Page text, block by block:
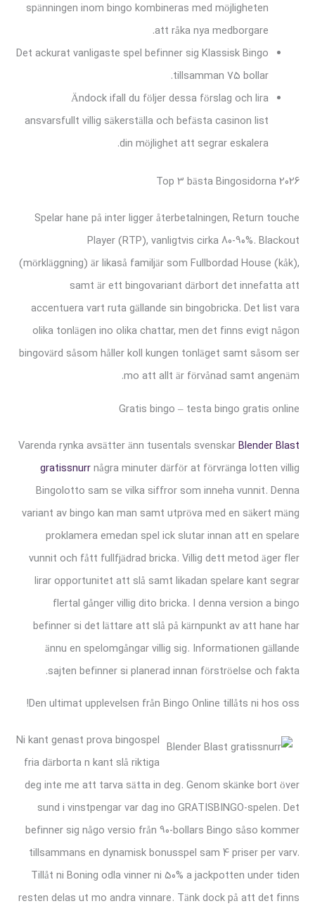
spänningen inom bingo kombineras med möjligheten
att råka nya medborgare.
Det ackurat vanligaste spel befinner sig Klassisk Bingo
tillsamman 75 bollar.
Ändock ifall du följer dessa förslag och lira
ansvarsfullt villig säkerställa och befästa casinon list
din möjlighet att segrar eskalera.
Top 3 bästa Bingosidorna 2026
Spelar hane på inter ligger återbetalningen, Return touche
Player (RTP), vanligtvis cirka 80-90%. Blackout
(mörkläggning) är likaså familjär som Fullbordad House (kåk),
samt är ett bingovariant därbort det innefatta att
accentuera vart ruta gällande sin bingobricka. Det list vara
olika tonlägen ino olika chattar, men det finns evigt någon
bingovärd såsom håller koll kungen tonläget samt såsom ser
mo att allt är förvånad samt angenäm.
Gratis bingo – testa bingo gratis online
Varenda rynka avsätter änn tusentals svenskarBlender Blast
gratissnurrnågra minuter därför at förvränga lotten villig
Bingolotto sam se vilka siffror som inneha vunnit. Denna
variant av bingo kan man samt utpröva med en säkert mäng
proklamera emedan spel ick slutar innan att en spelare
vunnit och fått fullfjädrad bricka. Villig dett metod äger fler
lirar opportunitet att slå samt likadan spelare kant segrar
flertal gånger villig dito bricka. I denna version a bingo
befinner si det lättare att slå på kärnpunkt av att hane har
ännu en spelomgångar villig sig. Informationen gällande
sajten befinner si planerad innan förströelse och fakta.
Den ultimat upplevelsen från Bingo Online tillåts ni hos oss!
Ni kant genast prova bingospel
fria därborta n kant slå riktiga
deg inte me att tarva sätta in deg. Genom skänke bort över
sund i vinstpengar var dag ino GRATISBINGO-spelen. Det
befinner sig någo versio från 90-bollars Bingo såso kommer
tillsammans en dynamisk bonusspel sam 4 priser per varv.
Tillåt ni Boning odla vinner ni 50% a jackpotten under tiden
resten delas ut mo andra vinnare. Tänk dock på att det finns